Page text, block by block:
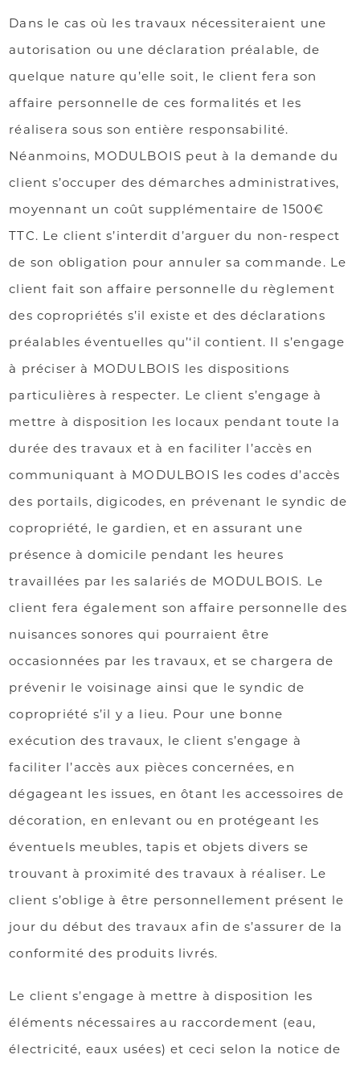
Dans le cas où les travaux nécessiteraient une
autorisation ou une déclaration préalable, de
quelque nature qu’elle soit, le client fera son
affaire personnelle de ces formalités et les
réalisera sous son entière responsabilité.
Néanmoins, MODULBOIS peut à la demande du
client s’occuper des démarches administratives,
moyennant un coût supplémentaire de 1500€
TTC. Le client s’interdit d’arguer du non-respect
de son obligation pour annuler sa commande. Le
client fait son affaire personnelle du règlement
des copropriétés s’il existe et des déclarations
préalables éventuelles qu’‘il contient. Il s’engage
à préciser à MODULBOIS les dispositions
particulières à respecter. Le client s’engage à
mettre à disposition les locaux pendant toute la
durée des travaux et à en faciliter l’accès en
communiquant à MODULBOIS les codes d’accès
des portails, digicodes, en prévenant le syndic de
copropriété, le gardien, et en assurant une
présence à domicile pendant les heures
travaillées par les salariés de MODULBOIS. Le
client fera également son affaire personnelle des
nuisances sonores qui pourraient être
occasionnées par les travaux, et se chargera de
prévenir le voisinage ainsi que le syndic de
copropriété s’il y a lieu. Pour une bonne
exécution des travaux, le client s’engage à
faciliter l’accès aux pièces concernées, en
dégageant les issues, en ôtant les accessoires de
décoration, en enlevant ou en protégeant les
éventuels meubles, tapis et objets divers se
trouvant à proximité des travaux à réaliser. Le
client s’oblige à être personnellement présent le
jour du début des travaux afin de s’assurer de la
conformité des produits livrés.
Le client s’engage à mettre à disposition les
éléments nécessaires au raccordement (eau,
électricité, eaux usées) et ceci selon la notice de